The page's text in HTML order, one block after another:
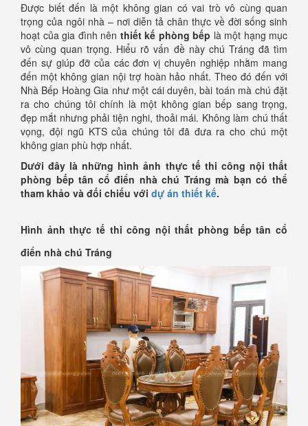
Được biết đến là một không gian có vai trò vô cùng quan
trọng của ngôi nhà – nơi diễn tả chân thực về đời sống sinh
hoạt của gia đình nên thiết kế phòng bếp là một hạng mục
vô cùng quan trọng. Hiểu rõ vấn đề này chú Tráng đã tìm
đến sự giúp đỡ của các đơn vị chuyên nghiệp nhằm mang
đến một không gian nội trợ hoàn hảo nhất. Theo đó đến với
Nhà Bếp Hoàng Gia như một cái duyên, bài toán mà chú đặt
ra cho chúng tôi chính là một không gian bếp sang trọng,
đẹp mắt nhưng phải tiện nghi, thoải mái. Không làm chú thất
vọng, đội ngũ KTS của chúng tôi đã đưa ra cho chú một
không gian phù hợp nhất.
Dưới đây là những hình ảnh thực tế thi công nội thất
phòng bếp tân cổ điển nhà chú Tráng mà bạn có thể
tham khảo và đối chiếu với dự án thiết kế.
Hình ảnh thực tế thi công nội thất phòng bếp tân cổ
điển nhà chú Tráng